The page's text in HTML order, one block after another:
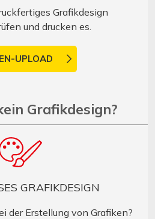
Grafikdesign
und drucken es.
UPLOAD
Grafikdesign?
GRAFIKDESIGN
der Erstellung von Grafiken?